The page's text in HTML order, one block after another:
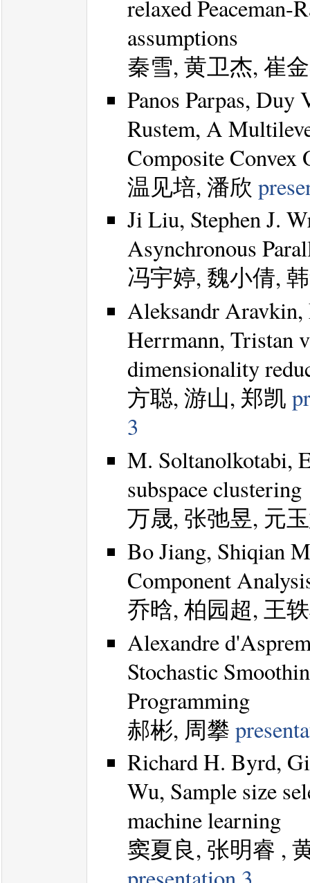
relaxed
assumptions
秦雪, 黄卫杰, 崔
Panos Parpas, Duy
Rustem, A
Composite Convex
温见培, 潘欣
Ji Liu, Stephen J.
Asynchronous
冯宇婷, 魏小倩,
Aleksandr Aravkin,
Herrmann, Tristan
dimensionality
方聪, 游山, 郑凯
3
M. Soltanolkotabi,
subspace clustering
万晟, 张弛昱, 元
Bo Jiang, Shiqian
Component
乔晗, 柏园超, 王
Alexandre
Stochastic
Programming
郝彬, 周攀
Richard H. Byrd,
Wu, Sample size
machine learning
窦夏良, 张明睿 ,